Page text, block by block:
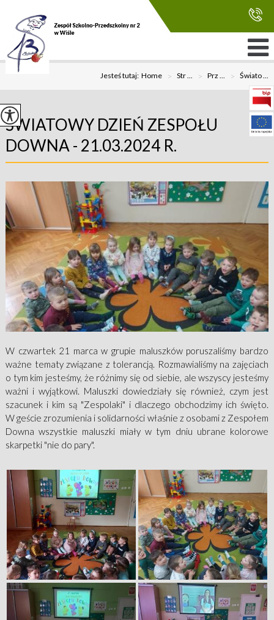
Jesteś tutaj:Home > Str ... > Prz ... > Świato ...
ŚWIATOWY DZIEŃ ZESPOŁU
DOWNA - 21.03.2024 R.
W czwartek 21 marca w grupie maluszków poruszaliśmy bardzo
ważne tematy związane z tolerancją. Rozmawialiśmy na zajęciach
o tym kim jesteśmy, że różnimy się od siebie, ale wszyscy jesteśmy
ważni i wyjątkowi. Maluszki dowiedziały się również, czym jest
szacunek i kim są "Zespolaki" i dlaczego obchodzimy ich święto.
W geście zrozumienia i solidarności właśnie z osobami z Zespołem
Downa wszystkie maluszki miały w tym dniu ubrane kolorowe
skarpetki "nie do pary".